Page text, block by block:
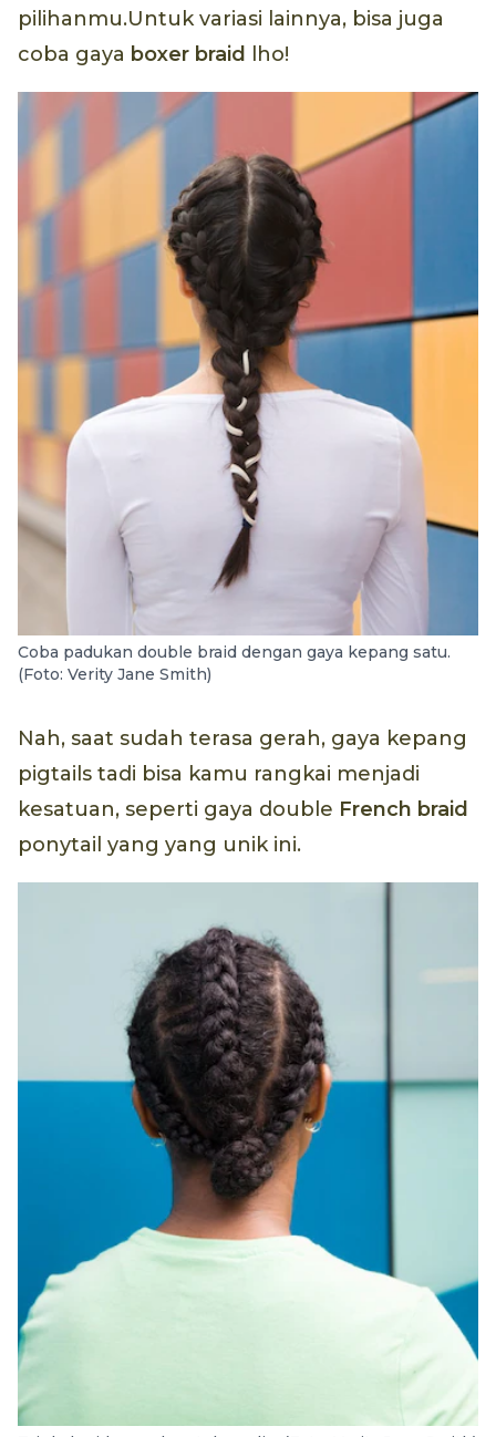
pilihanmu.Untuk variasi lainnya, bisa juga
coba gaya boxer braid lho!
Coba padukan double braid dengan gaya kepang satu.
(Foto: Verity Jane Smith)
Nah, saat sudah terasa gerah, gaya kepang
pigtails tadi bisa kamu rangkai menjadi
kesatuan, seperti gaya double French braid
ponytail yang yang unik ini.